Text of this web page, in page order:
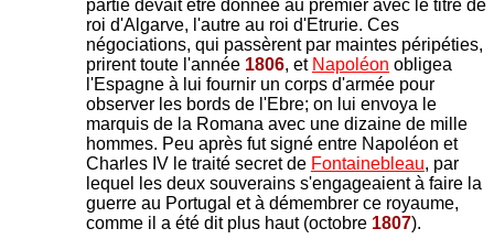
partie devait être donnée au premier avec le titre de
roi d'Algarve, l'autre au roi d'Etrurie. Ces
négociations, qui passèrent par maintes péripéties,
prirent toute l'année 1806, et Napoléon obligea
l'Espagne à lui fournir un corps d'armée pour
observer les bords de l'Ebre; on lui envoya le
marquis de la Romana avec une dizaine de mille
hommes. Peu après fut signé entre Napoléon et
Charles IV le traité secret de Fontainebleau, par
lequel les deux souverains s'engageaient à faire la
guerre au Portugal et à démembrer ce royaume,
comme il a été dit plus haut (octobre 1807).